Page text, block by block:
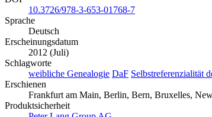
10.3726/978-3-653-01768-7
Sprache
Deutsch
Erscheinungsdatum
2012 (Juli)
Schlagworte
weibliche Genealogie DaF Selbstreferenzialität
Erschienen
Frankfurt am Main, Berlin, Bern, Bruxelles,
Produktsicherheit